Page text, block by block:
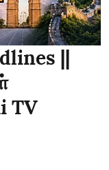
||
TV